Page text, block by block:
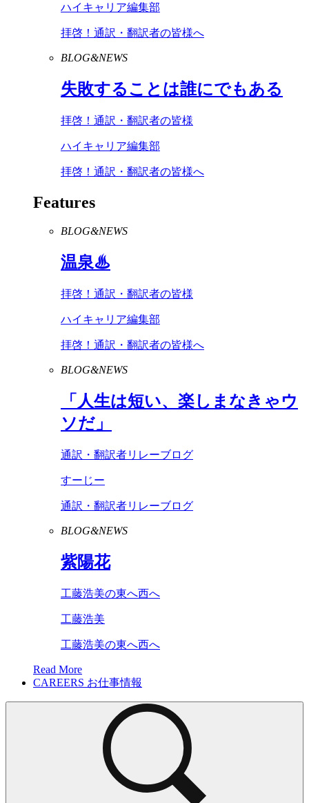
ハイキャリア編集部
拝啓！通訳・翻訳者の皆様へ
BLOG&NEWS
失敗することは誰にでもある
拝啓！通訳・翻訳者の皆様
ハイキャリア編集部
拝啓！通訳・翻訳者の皆様へ
Features
BLOG&NEWS
温泉♨
拝啓！通訳・翻訳者の皆様
ハイキャリア編集部
拝啓！通訳・翻訳者の皆様へ
BLOG&NEWS
「人生は短い、楽しまなきゃウ
ソだ」
通訳・翻訳者リレーブログ
すーじー
通訳・翻訳者リレーブログ
BLOG&NEWS
紫陽花
工藤浩美の東へ西へ
工藤浩美
工藤浩美の東へ西へ
Read More
CAREERS お仕事情報